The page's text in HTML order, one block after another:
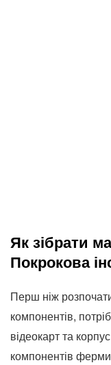
Як зібрати
Покрокова
Перш ніж
компонентів,
відеокарт та
компонентів